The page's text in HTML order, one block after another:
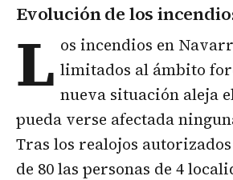
Evolución de los
L os incendios en
limitados al ámbito
nueva situación aleja
pueda verse afectada
Tras los realojos
de 80 las personas de 4